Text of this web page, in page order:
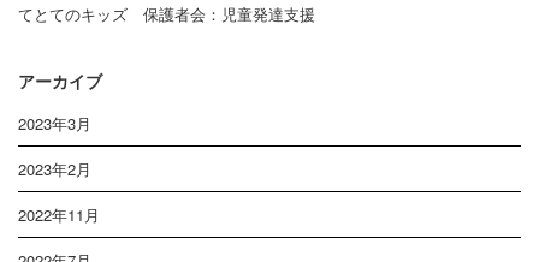
てとてのキッズ 保護者会：児童発達支援
アーカイブ
2023年3月
2023年2月
2022年11月